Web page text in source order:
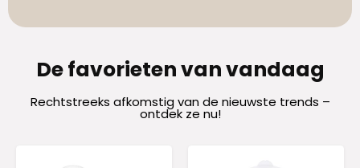
De favorieten van vandaag
Rechtstreeks afkomstig van de nieuwste trends –
ontdek ze nu!